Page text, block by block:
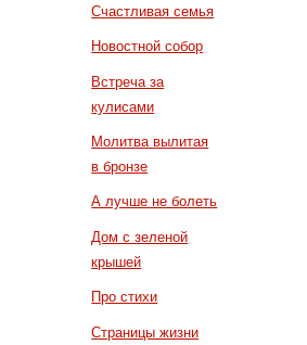
Счастливая семья
Новостной собор
Встреча за
кулисами
Молитва вылитая
в бронзе
А лучше не болеть
Дом с зеленой
крышей
Про стихи
Страницы жизни